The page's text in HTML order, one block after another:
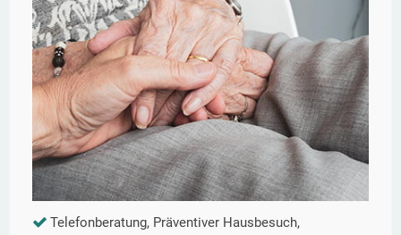
Telefonberatung, Präventiver Hausbesuch,